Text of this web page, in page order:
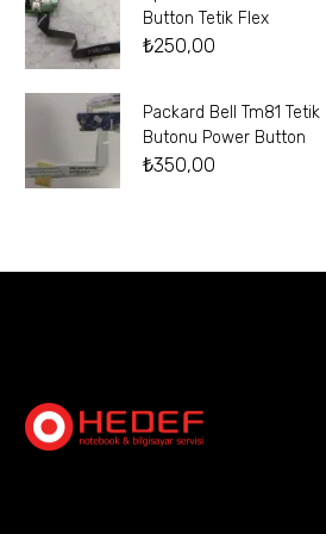
Button Tetik Flex
₺250,00
Packard Bell Tm81 Tetik
Butonu Power Button
₺350,00